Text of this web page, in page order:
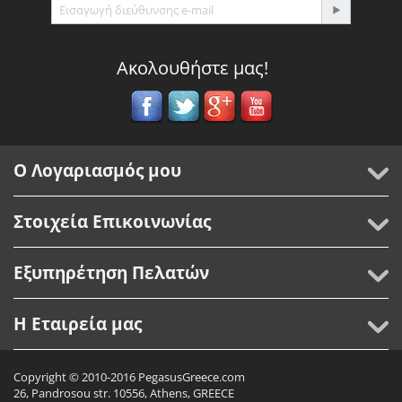
Ακολουθήστε μας!
Ο Λογαριασμός μου
Στοιχεία Επικοινωνίας
Εξυπηρέτηση Πελατών
Η Εταιρεία μας
Copyright © 2010-2016 PegasusGreece.com
26, Pandrosou str. 10556, Athens, GREECE